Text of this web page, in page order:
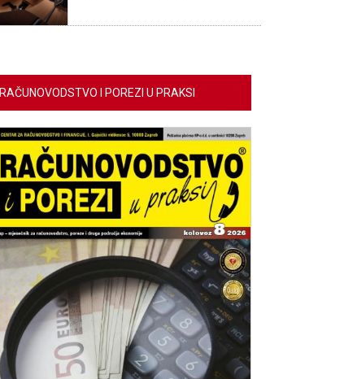
RAČUNOVODSTVO I POREZI U PRAKSI